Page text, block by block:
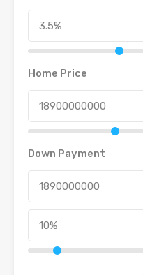
Home Price
Down Payment